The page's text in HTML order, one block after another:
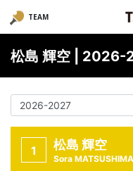
TEAM
松島 輝空 | 2026-
1 松島 輝空
Sora MATSUSHIMA